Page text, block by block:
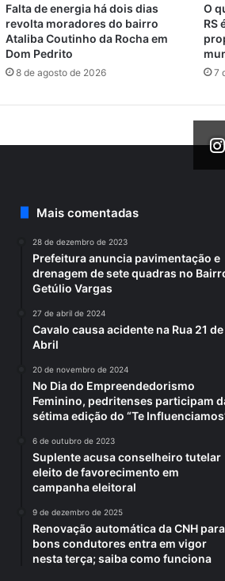
Falta de energia há dois dias
revolta moradores do bairro
Ataliba Coutinho da Rocha em
Dom Pedrito
8 de agosto de 2026
O
RS
7
Mais comentadas
28 de dezembro de 2023
Prefeitura anuncia pavimentação e
drenagem de sete quadras no
Getúlio Vargas
27 de abril de 2024
Cavalo causa acidente na Rua 21 de
Abril
20 de novembro de 2024
No Dia do Empreendedorismo
Feminino, pedritenses participam
sétima edição do “Te
6 de outubro de 2023
Suplente acusa conselheiro tutelar
eleito de favorecimento em
campanha eleitoral
9 de dezembro de 2025
Renovação automática da CNH para
bons condutores entra em vigor
nesta terça; saiba como funciona